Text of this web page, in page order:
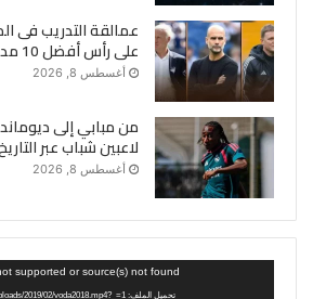
عمالقة التدريب فى
على رأس أفضل 10 مدربين بلا نادٍ
أغسطس 8, 2026
لاعبين شباب عبر
أغسطس 8, 2026
supported or source(s) not found
تحميل الملف: https://7areer.com/wp-content/uploads/2019/02/voda2018.mp4?_=1